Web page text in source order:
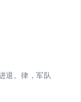
退。律，军队